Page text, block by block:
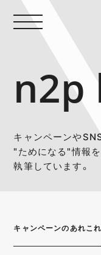
n2p
キャンペーンや
"ためになる"情報を
執筆しています。
キャンペーンのあれこれ